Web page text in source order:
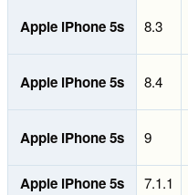
Apple iPhone 5s 8.3
Apple iPhone 5s 8.4
Apple iPhone 5s 9
Apple iPhone 5s 7.1.1